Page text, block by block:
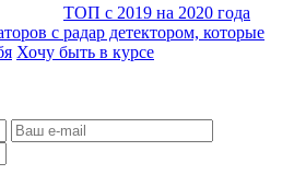
ТОП с 2019 на 2020 года
с радар детектором, которые
Хочу быть в курсе